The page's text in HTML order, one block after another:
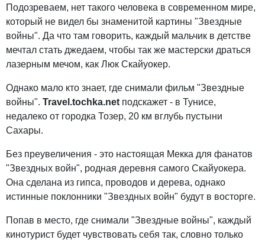
Подозреваем, нет такого человека в современном мире,
который не видел бы знаменитой картины "Звездные
войны". Да что там говорить, каждый мальчик в детстве
мечтал стать джедаем, чтобы так же мастерски драться
лазерным мечом, как Люк Скайуокер.
Однако мало кто знает, где снимали фильм "Звездные
войны". Travel.tochka.net подскажет - в Тунисе,
недалеко от городка Тозер, 20 км вглубь пустыни
Сахары.
Без преувеличения - это настоящая Мекка для фанатов
"Звездных войн", родная деревня самого Скайуокера.
Она сделана из гипса, проводов и дерева, однако
истинные поклонники "Звездных войн" будут в восторге.
Попав в место, где снимали "Звездные войны", каждый
кинотурист будет чувствовать себя так, словно только